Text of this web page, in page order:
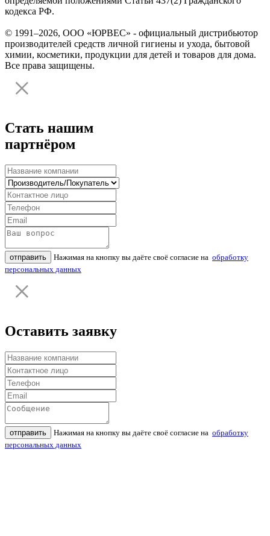
кодекса РФ.
© 1991–2026, ООО «ЮРВЕС» - официальный дистрибьютор
производителей средств личной гигиены и ухода, бытовой
химии, косметики, продукции для детей и товаров для дома.
Все права защищены.
Стать нашим
партнёром
отправить Нажимая на кнопку вы даёте своё согласие на обработку
персональных данных
Оставить заявку
отправить Нажимая на кнопку вы даёте своё согласие на обработку
персональных данных